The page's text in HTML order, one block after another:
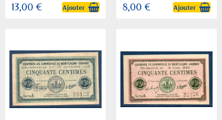
13,00 € Ajouter 8,00 € Ajouter